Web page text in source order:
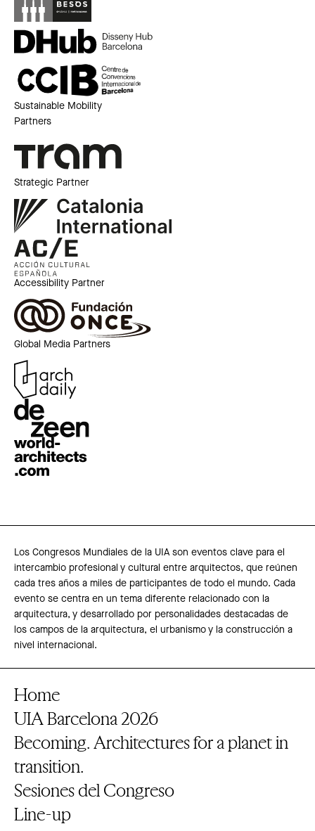
Sustainable Mobility
Partners
Strategic Partner
Accessibility Partner
Global Media Partners
Los Congresos Mundiales de la UIA son eventos clave para el
intercambio profesional y cultural entre arquitectos, que reúnen
cada tres años a miles de participantes de todo el mundo. Cada
evento se centra en un tema diferente relacionado con la
arquitectura, y desarrollado por personalidades destacadas de
los campos de la arquitectura, el urbanismo y la construcción a
nivel internacional.
Home
UIA Barcelona 2026
Becoming. Architectures for a planet in
transition.
Sesiones del Congreso
Line-up